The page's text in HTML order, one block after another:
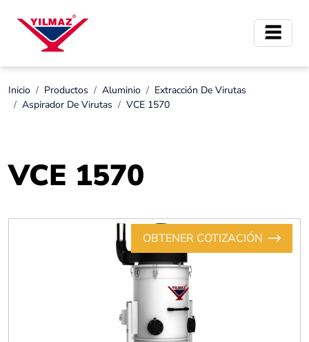
Inicio Productos Aluminio
Extracción De Virutas
Aspirador De Virutas
VCE 1570
VCE 1570
OBTENER COTIZACIÓN